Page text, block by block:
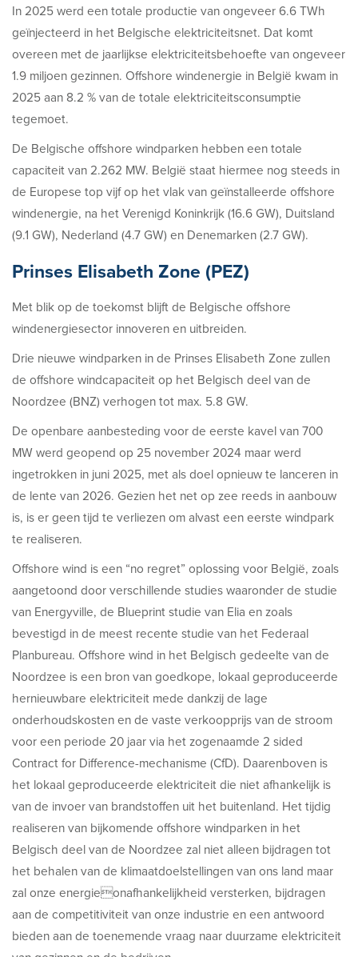
In 2025 werd een totale productie van ongeveer 6.6 TWh
geïnjecteerd in het Belgische elektriciteitsnet. Dat komt
overeen met de jaarlijkse elektriciteitsbehoefte van ongeveer
1.9 miljoen gezinnen. Offshore windenergie in België kwam in
2025 aan 8.2 % van de totale elektriciteitsconsumptie
tegemoet.
De Belgische offshore windparken hebben een totale
capaciteit van 2.262 MW. België staat hiermee nog steeds in
de Europese top vijf op het vlak van geïnstalleerde offshore
windenergie, na het Verenigd Koninkrijk (16.6 GW), Duitsland
(9.1 GW), Nederland (4.7 GW) en Denemarken (2.7 GW).
Prinses Elisabeth Zone (PEZ)
Met blik op de toekomst blijft de Belgische offshore
windenergiesector innoveren en uitbreiden.
Drie nieuwe windparken in de Prinses Elisabeth Zone zullen
de offshore windcapaciteit op het Belgisch deel van de
Noordzee (BNZ) verhogen tot max. 5.8 GW.
De openbare aanbesteding voor de eerste kavel van 700
MW werd geopend op 25 november 2024 maar werd
ingetrokken in juni 2025, met als doel opnieuw te lanceren in
de lente van 2026. Gezien het net op zee reeds in aanbouw
is, is er geen tijd te verliezen om alvast een eerste windpark
te realiseren.
Offshore wind is een “no regret” oplossing voor België, zoals
aangetoond door verschillende studies waaronder de studie
van Energyville, de Blueprint studie van Elia en zoals
bevestigd in de meest recente studie van het Federaal
Planbureau. Offshore wind in het Belgisch gedeelte van de
Noordzee is een bron van goedkope, lokaal geproduceerde
hernieuwbare elektriciteit mede dankzij de lage
onderhoudskosten en de vaste verkoopprijs van de stroom
voor een periode 20 jaar via het zogenaamde 2 sided
Contract for Difference-mechanisme (CfD). Daarenboven is
het lokaal geproduceerde elektriciteit die niet afhankelijk is
van de invoer van brandstoffen uit het buitenland. Het tijdig
realiseren van bijkomende offshore windparken in het
Belgisch deel van de Noordzee zal niet alleen bijdragen tot
het behalen van de klimaatdoelstellingen van ons land maar
zal onze energieonafhankelijkheid versterken, bijdragen
aan de competitiviteit van onze industrie en een antwoord
bieden aan de toenemende vraag naar duurzame elektriciteit